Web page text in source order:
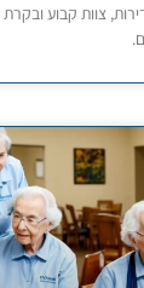
צוות קבוע